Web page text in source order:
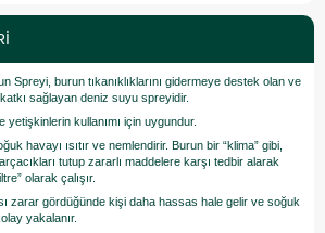
Spreyi, burun tıkanıklıklarını gidermeye destek olan ve
katkı sağlayan deniz suyu spreyidir.
kullanımı için uygundur.
havayı ısıtır ve nemlendirir. Burun bir “klima” gibi,
tutup zararlı maddelere karşı tedbir alarak
olarak çalışır.
zarar gördüğünde kişi daha hassas hale gelir ve soğuk
yakalanır.